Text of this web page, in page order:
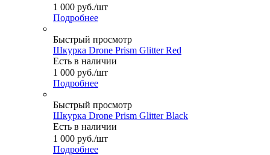
1 000 руб./шт
Подробнее
Быстрый просмотр
Шкурка Drone Prism Glitter Red
Есть в наличии
1 000 руб./шт
Подробнее
Быстрый просмотр
Шкурка Drone Prism Glitter Black
Есть в наличии
1 000 руб./шт
Подробнее